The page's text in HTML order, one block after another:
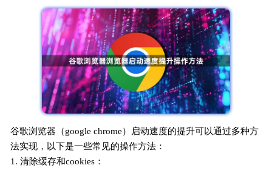
谷歌浏览器（google chrome）启动速度的提升可以通过多种方
法实现，以下是一些常见的操作方法：
1. 清除缓存和cookies：